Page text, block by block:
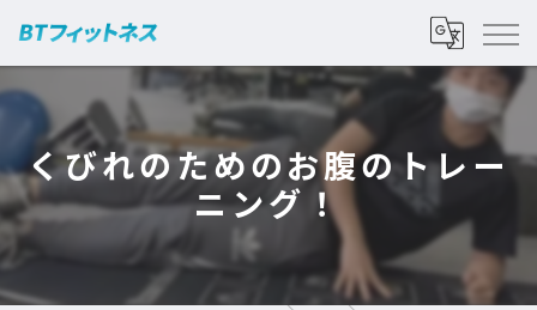
くびれのためのお腹のトレー
ニング！